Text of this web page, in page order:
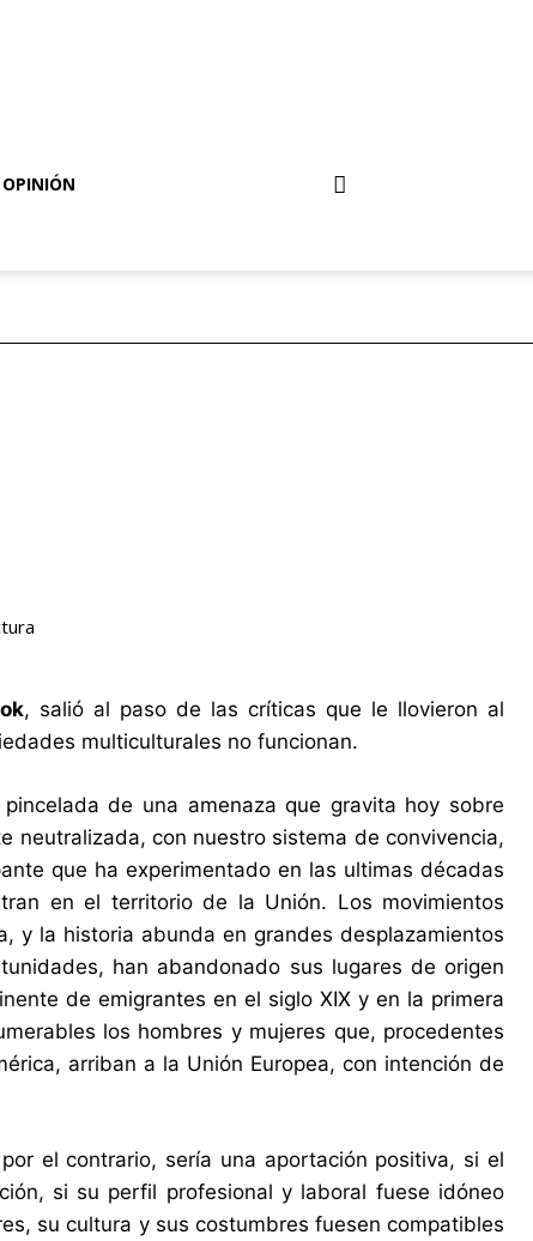
OPINIÓN
, salió al paso de las críticas que le llovieron al
multiculturales no funcionan.
de una amenaza que gravita hoy sobre
neutralizada, con nuestro sistema de convivencia,
que ha experimentado en las ultimas décadas
en el territorio de la Unión. Los movimientos
y la historia abunda en grandes desplazamientos
han abandonado sus lugares de origen
de emigrantes en el siglo XIX y en la primera
los hombres y mujeres que, procedentes
arriban a la Unión Europea, con intención de
el contrario, sería una aportación positiva, si el
si su perfil profesional y laboral fuese idóneo
su cultura y sus costumbres fuesen compatibles